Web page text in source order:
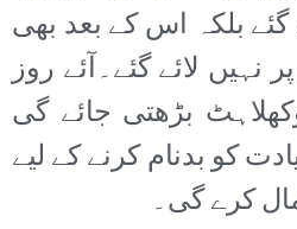
بلکہ اس کے بعد بھی
نہیں لائے گئے۔آئے روز
بڑھتی جائے گی
کو بدنام کرنے کے لیے
کرے گی۔